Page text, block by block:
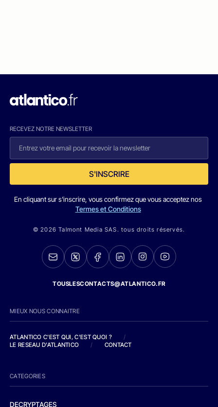
RECEVEZ NOTRE NEWSLETTER
S'INSCRIRE
En cliquant sur s'inscrire, vous confirmez que vous acceptez nos
Termes et Conditions
© 2026 Talmont Media SAS. tous droits réservés.
TOUSLESCONTACTS@ATLANTICO.FR
MIEUX NOUS CONNAITRE
ATLANTICO C'EST QUI, C'EST QUOI ?
/
LE RESEAU D'ATLANTICO
/ CONTACT
CATEGORIES
DECRYPTAGES